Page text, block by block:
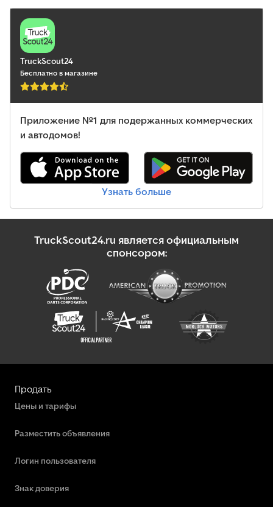
TruckScout24
Бесплатно в магазине
Приложение №1 для подержанных коммерческих
и автодомов!
Узнать больше
TruckScout24.ru является официальным
спонсором:
Продать
Цены и тарифы
Разместить объявления
Логин пользователя
Знак доверия